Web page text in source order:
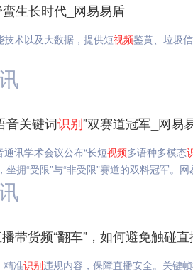
生长时代_网易易盾
术以及大数据，提供短视频鉴黄、垃圾
音关键词识别”双赛道冠军_网易
讯学术会议公布“长短视频多语种多模态
拥“受限”与“非受限”赛道的双料冠军。
带货频“翻车”，如何避免触碰
精准识别违规内容，保障直播安全。关键